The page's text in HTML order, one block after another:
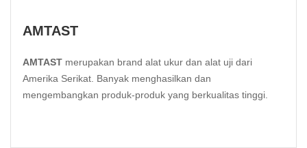
AMTAST
AMTAST merupakan brand alat ukur dan alat uji dari
Amerika Serikat. Banyak menghasilkan dan
mengembangkan produk-produk yang berkualitas tinggi.